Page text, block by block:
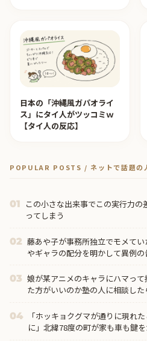
日本の「沖縄風ガパオライ
ス」にタイ人がツッコミｗ
【タイ人の反応】
POPULAR POSTS / ネットで話題の
01
この小さな出来事でこの実行力
ってしまう
02 藤あや子が事務所独立でモメて
やギャラの配分を明かして異例の
03 娘が某アニメのキャラにハマっ
た方がいいのか塾の人に相談した
04
「ホッキョクグマが通りに現れ
に」北緯78度の町が家も車も鍵